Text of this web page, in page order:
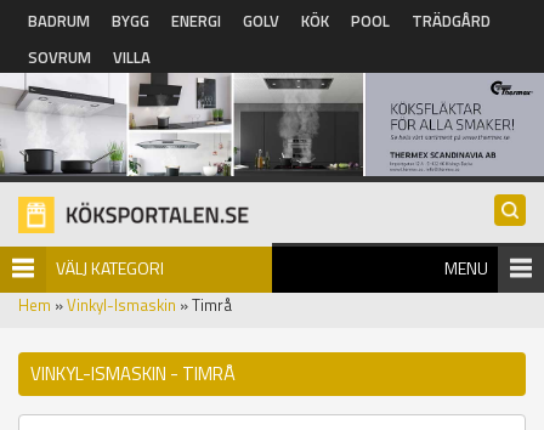
Hoppa till huvudinnehåll
BADRUM BYGG ENERGI GOLV KÖK POOL
TRÄDGÅRD
SOVRUM
VILLA
VÄLJ KATEGORI MENU
Hem »Vinkyl-Ismaskin » Timrå
VINKYL-ISMASKIN - TIMRÅ